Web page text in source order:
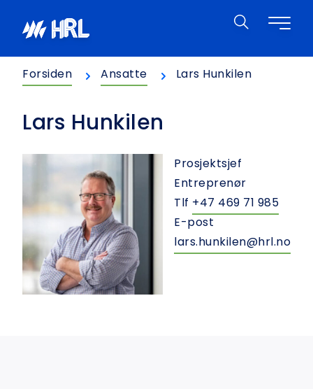
ForsidenHRL Ansatte Lars Hunkilen
Lars Hunkilen
Prosjektsjef
Entreprenør
Tlf +47 469 71 985
E-post
lars.hunkilen@hrl.no